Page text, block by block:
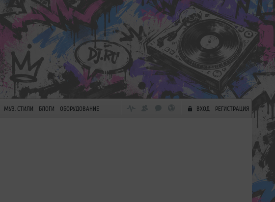
МУЗ. СТИЛИ БЛОГИ ОБОРУДОВАНИЕ ВХОД РЕГИСТРАЦИЯ